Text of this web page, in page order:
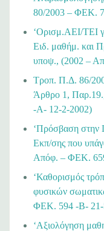
80/2003 – ΦΕΚ.
‘Ορισμ.ΑΕΙ/ΤΕΙ
Ειδ. μαθήμ. και
υποψ., (2002 –
Τροπ. Π.Δ. 86/
Άρθρο 1,
-Α- 12-2-2002)
‘Πρόσβαση στην
Εκπ/σης που
Απόφ. – ΦΕΚ.
‘Καθορισμός
φυσικών
ΦΕΚ. 594 -Β- 21-
‘Αξιολόγηση